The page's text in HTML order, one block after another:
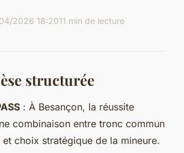
2026 18:2011 min de lecture
structurée
: À Besançon, la réussite
combinaison entre tronc commun
choix stratégique de la mineure.